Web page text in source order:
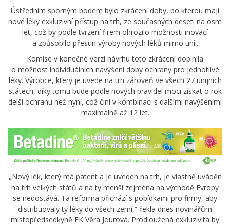
Ústředním sporným bodem bylo zkrácení doby, po kterou mají
nové léky exkluzivní přístup na trh, ze současných deseti na osm
let, což by podle tvrzení firem ohrozilo možnosti inovací
a způsobilo přesun výroby nových léků mimo unii.
Komise v konečné verzi návrhu toto zkrácení doplnila
o možnost individuálních navýšení doby ochrany pro jednotlivé
léky. Výrobce, který je uvede na trh zároveň ve všech 27 unijních
státech, díky tomu bude podle nových pravidel moci získat o rok
delší ochranu než nyní, což činí v kombinaci s dalšími navýšeními
maximálně až 12 let.
„Nový lék, který má patent a je uveden na trh, je vlastně uváděn
na trh velkých států a na ty menší zejména na východě Evropy
se nedostává. Ta reforma přichází s pobídkami pro firmy, aby
distribuovaly ty léky do všech zemí,“ řekla dnes novinářům
místopředsedkyně EK Věra Jourová. Prodloužená exkluzivita by